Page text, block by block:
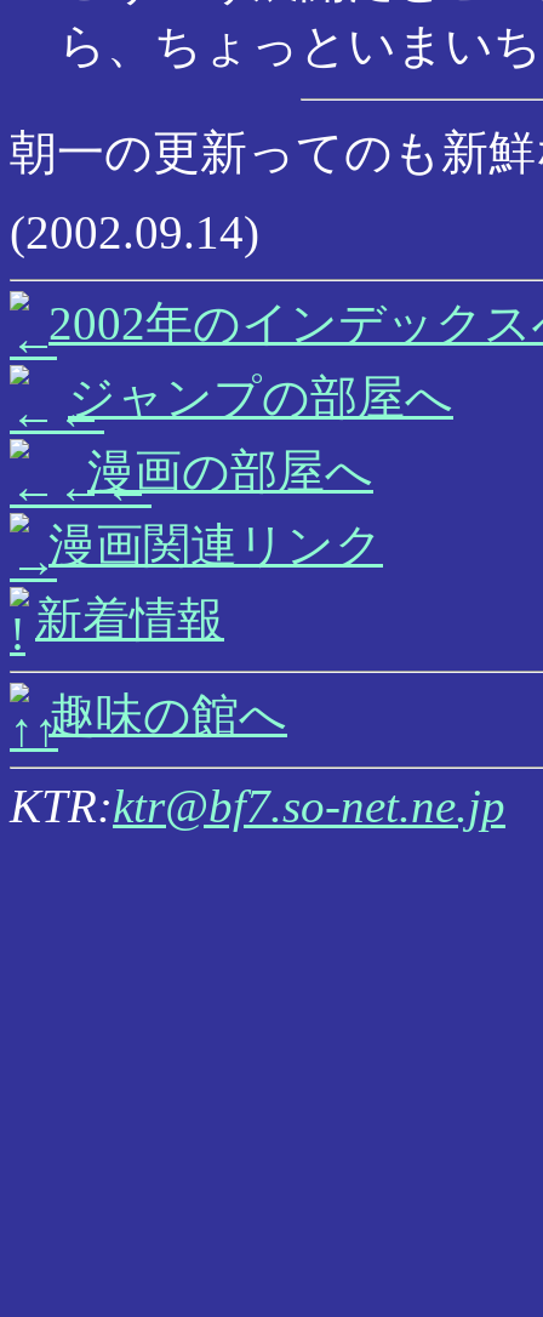
ら、ちょっといまい
朝一の更新ってのも新
(2002.09.14)
2002年のインデック
ジャンプの部屋へ
漫画の部屋へ
漫画関連リンク
新着情報
趣味の館へ
KTR:ktr@bf7.so-net.ne.jp